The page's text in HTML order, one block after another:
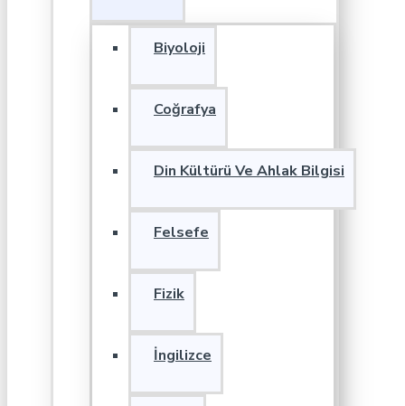
Biyoloji
Coğrafya
Din Kültürü Ve Ahlak Bilgisi
Felsefe
Fizik
İngilizce